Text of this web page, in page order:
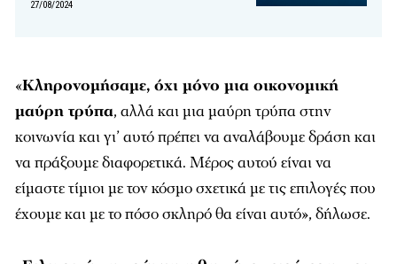
27/08/2024
«Κληρονομήσαμε, όχι μόνο μια οικονομική
μαύρη τρύπα, αλλά και μια μαύρη τρύπα στην
κοινωνία και γι’ αυτό πρέπει να αναλάβουμε δράση και
να πράξουμε διαφορετικά. Μέρος αυτού είναι να
είμαστε τίμιοι με τον κόσμο σχετικά με τις επιλογές που
έχουμε και με το πόσο σκληρό θα είναι αυτό», δήλωσε.